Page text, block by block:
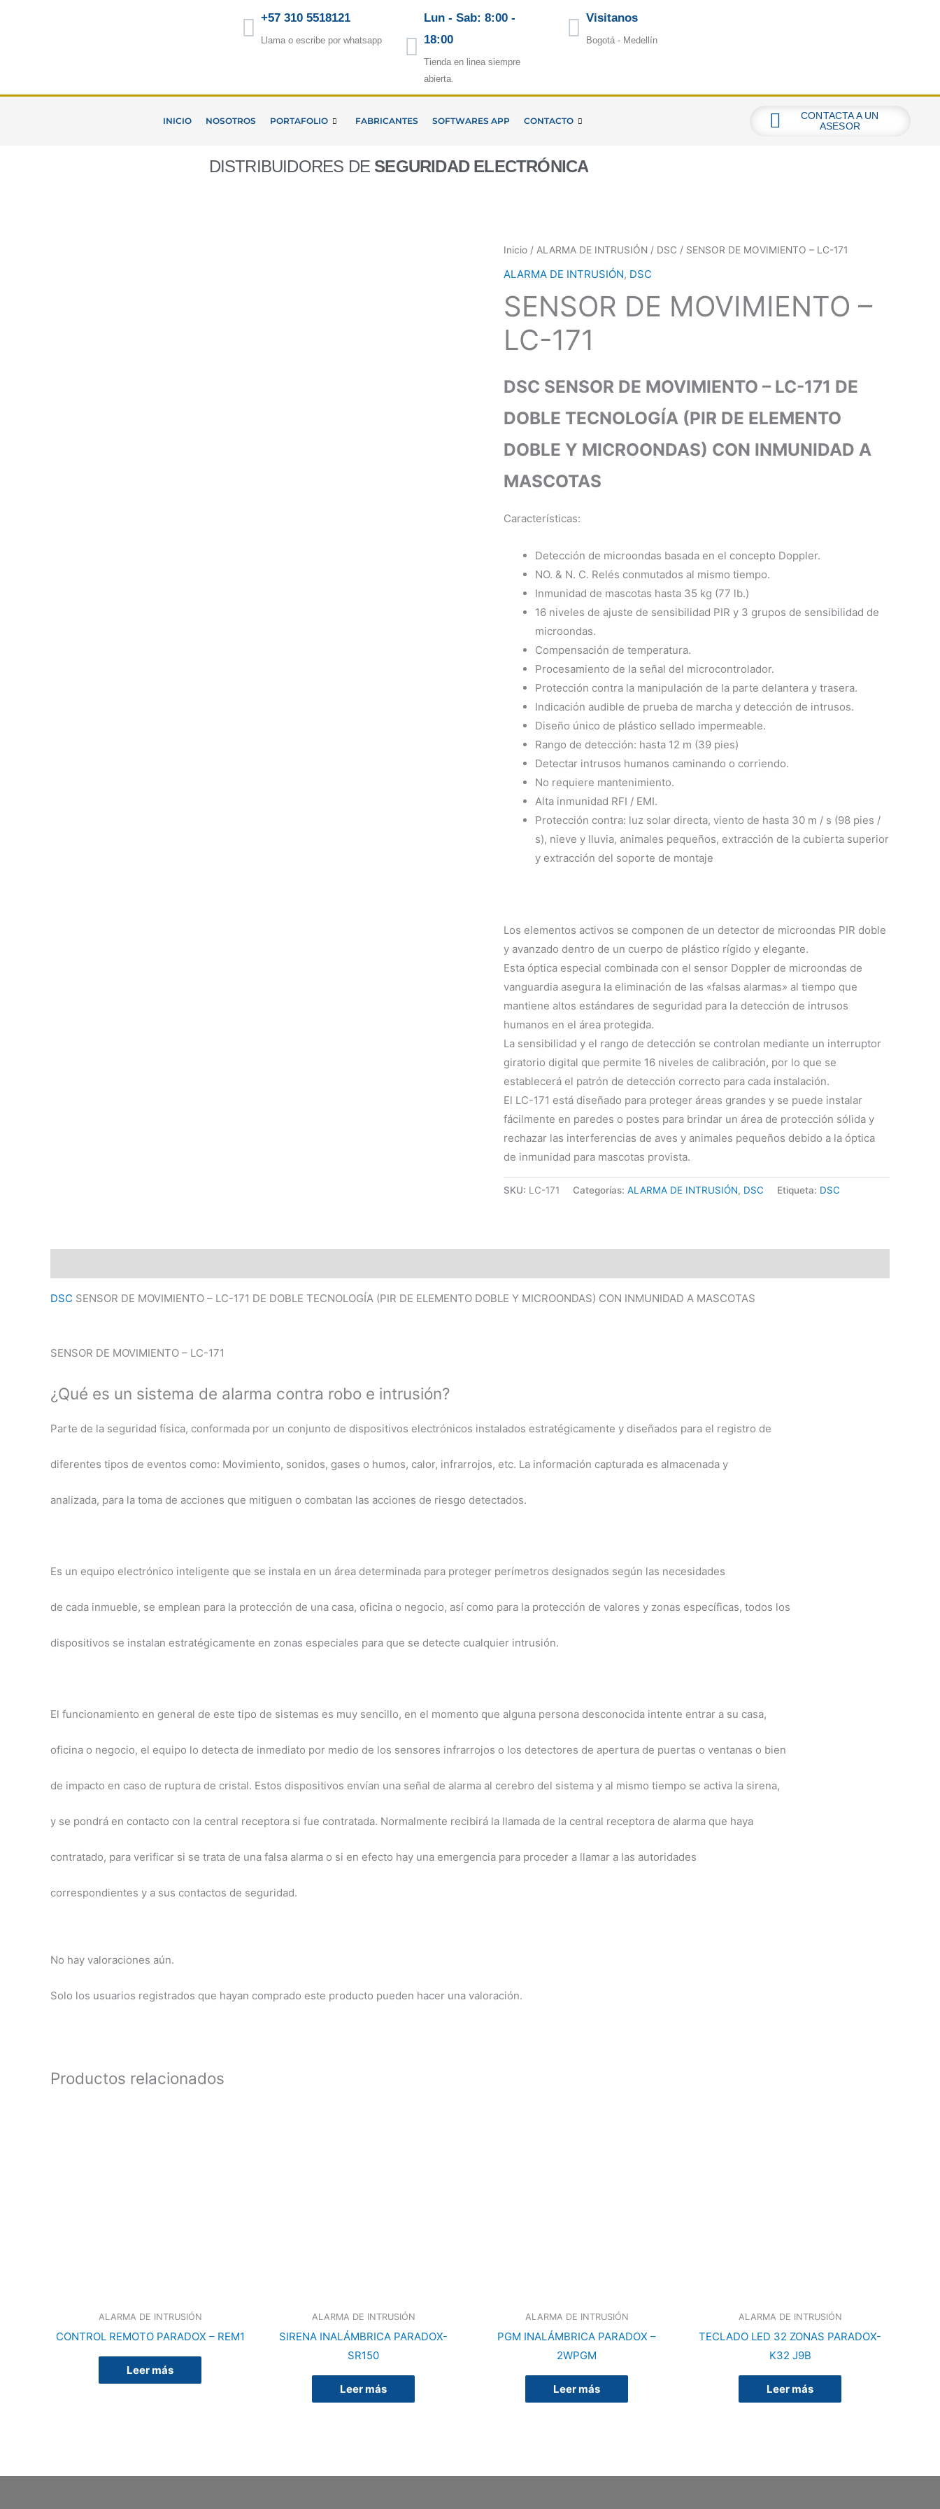
+57 310 5518121
Llama o escribe por whatsapp
Lun - Sab: 8:00 -
18:00
Tienda en linea siempre
abierta.
Visitanos
Bogotá - Medellín
INICIO NOSOTROS PORTAFOLIO FABRICANTES SOFTWARES APP CONTACTO
CONTACTA A UN
ASESOR
DISTRIBUIDORES DE SEGURIDAD ELECTRÓNICA
Inicio / ALARMA DE INTRUSIÓN / DSC / SENSOR DE MOVIMIENTO – LC-171
ALARMA DE INTRUSIÓN, DSC
SENSOR DE MOVIMIENTO –
LC-171
DSC SENSOR DE MOVIMIENTO – LC-171 DE
DOBLE TECNOLOGÍA (PIR DE ELEMENTO
DOBLE Y MICROONDAS) CON INMUNIDAD A
MASCOTAS
Características:
Detección de microondas basada en el concepto Doppler.
NO. & N. C. Relés conmutados al mismo tiempo.
Inmunidad de mascotas hasta 35 kg (77 lb.)
16 niveles de ajuste de sensibilidad PIR y 3 grupos de sensibilidad de
microondas.
Compensación de temperatura.
Procesamiento de la señal del microcontrolador.
Protección contra la manipulación de la parte delantera y trasera.
Indicación audible de prueba de marcha y detección de intrusos.
Diseño único de plástico sellado impermeable.
Rango de detección: hasta 12 m (39 pies)
Detectar intrusos humanos caminando o corriendo.
No requiere mantenimiento.
Alta inmunidad RFI / EMI.
Protección contra: luz solar directa, viento de hasta 30 m / s (98 pies /
s), nieve y lluvia, animales pequeños, extracción de la cubierta superior
y extracción del soporte de montaje
Los elementos activos se componen de un detector de microondas PIR doble
y avanzado dentro de un cuerpo de plástico rígido y elegante.
Esta óptica especial combinada con el sensor Doppler de microondas de
vanguardia asegura la eliminación de las «falsas alarmas» al tiempo que
mantiene altos estándares de seguridad para la detección de intrusos
humanos en el área protegida.
La sensibilidad y el rango de detección se controlan mediante un interruptor
giratorio digital que permite 16 niveles de calibración, por lo que se
establecerá el patrón de detección correcto para cada instalación.
El LC-171 está diseñado para proteger áreas grandes y se puede instalar
fácilmente en paredes o postes para brindar un área de protección sólida y
rechazar las interferencias de aves y animales pequeños debido a la óptica
de inmunidad para mascotas provista.
SKU: LC-171 Categorías: ALARMA DE INTRUSIÓN, DSC Etiqueta: DSC
DSC SENSOR DE MOVIMIENTO – LC-171 DE DOBLE TECNOLOGÍA (PIR DE ELEMENTO DOBLE Y MICROONDAS) CON INMUNIDAD A MASCOTAS
SENSOR DE MOVIMIENTO – LC-171
¿Qué es un sistema de alarma contra robo e intrusión?
Parte de la seguridad física, conformada por un conjunto de dispositivos electrónicos instalados estratégicamente y diseñados para el registro de
diferentes tipos de eventos como: Movimiento, sonidos, gases o humos, calor, infrarrojos, etc. La información capturada es almacenada y
analizada, para la toma de acciones que mitiguen o combatan las acciones de riesgo detectados.
Es un equipo electrónico inteligente que se instala en un área determinada para proteger perímetros designados según las necesidades
de cada inmueble, se emplean para la protección de una casa, oficina o negocio, así como para la protección de valores y zonas específicas, todos los
dispositivos se instalan estratégicamente en zonas especiales para que se detecte cualquier intrusión.
El funcionamiento en general de este tipo de sistemas es muy sencillo, en el momento que alguna persona desconocida intente entrar a su casa,
oficina o negocio, el equipo lo detecta de inmediato por medio de los sensores infrarrojos o los detectores de apertura de puertas o ventanas o bien
de impacto en caso de ruptura de cristal. Estos dispositivos envían una señal de alarma al cerebro del sistema y al mismo tiempo se activa la sirena,
y se pondrá en contacto con la central receptora si fue contratada. Normalmente recibirá la llamada de la central receptora de alarma que haya
contratado, para verificar si se trata de una falsa alarma o si en efecto hay una emergencia para proceder a llamar a las autoridades
correspondientes y a sus contactos de seguridad.
No hay valoraciones aún.
Solo los usuarios registrados que hayan comprado este producto pueden hacer una valoración.
Productos relacionados
ALARMA DE INTRUSIÓN
CONTROL REMOTO PARADOX – REM1
Leer más
ALARMA DE INTRUSIÓN
SIRENA INALÁMBRICA PARADOX-
SR150
Leer más
ALARMA DE INTRUSIÓN
PGM INALÁMBRICA PARADOX –
2WPGM
Leer más
ALARMA DE INTRUSIÓN
TECLADO LED 32 ZONAS PARADOX-
K32 J9B
Leer más